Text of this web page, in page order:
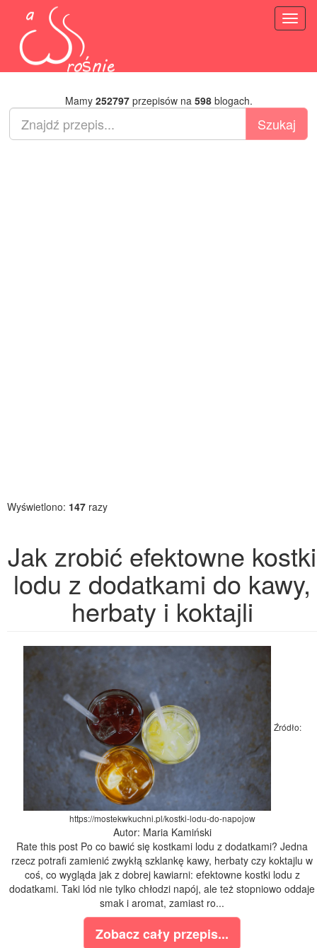
Mamy 252797przepisów na 598blogach.
Wyświetlono: 147 razy
Jak zrobić efektowne kostki
lodu z dodatkami do kawy,
herbaty i koktajli
Źródło:
https://mostekwkuchni.pl/kostki-lodu-do-napojow
Autor: Maria Kamiński
Rate this post Po co bawić się kostkami lodu z dodatkami? Jedna
rzecz potrafi zamienić zwykłą szklankę kawy, herbaty czy koktajlu w
coś, co wygląda jak z dobrej kawiarni: efektowne kostki lodu z
dodatkami. Taki lód nie tylko chłodzi napój, ale też stopniowo oddaje
smak i aromat, zamiast ro...
Zobacz cały przepis...